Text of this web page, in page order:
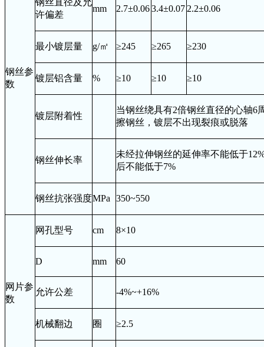
钢丝参
数
许偏差
mm 2.7±0.063.4±0.07 2.2±0.06
最小镀层量 g/㎡ ≥245 ≥265 ≥230
镀层铝含量 % ≥10 ≥10 ≥10
镀层附着性
当钢丝绕具有2倍钢丝直径的心轴6
擦钢丝，镀层不出现裂痕或脱落
钢丝伸长率
未经拉伸钢丝的延伸率不能低于
后不能低于7%
钢丝抗张强度MPa 350~550
网片参
数
网孔型号 cm 8×10
D mm 60
允许公差 -4%~+16%
机械翻边 圈 ≥2.5